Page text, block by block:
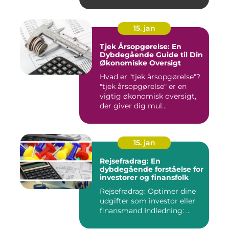
15. jan
Tjek Årsopgørelse: En
Dybdegående Guide til Din
Økonomiske Oversigt
Hvad er "tjek årsopgørelse"?
"tjek årsopgørelse" er en
vigtig økonomisk oversigt,
der giver dig mul...
15. jan
Rejsefradrag: En
dybdegående forståelse for
investorer og finansfolk
Rejsefradrag: Optimer dine
udgifter som investor eller
finansmand Indledning: ...